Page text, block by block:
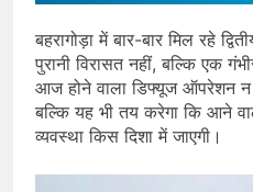
बहरागोड़ा में बार-बार मिल रहे
पुरानी विरासत नहीं, बल्कि एक
आज होने वाला डिफ्यूज ऑपरेशन
बल्कि यह भी तय करेगा कि आने
व्यवस्था किस दिशा में जाएगी।